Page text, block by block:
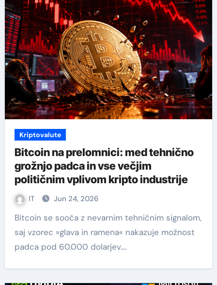
Kriptovalute
Bitcoin na prelomnici: med tehnično
grožnjo padca in vse večjim
političnim vplivom kripto industrije
IT Jun 24, 2026
Bitcoin se sooča z nevarnim tehničnim signalom,
saj vzorec »glava in ramena« nakazuje možnost
padca pod 60.000 dolarjev.…